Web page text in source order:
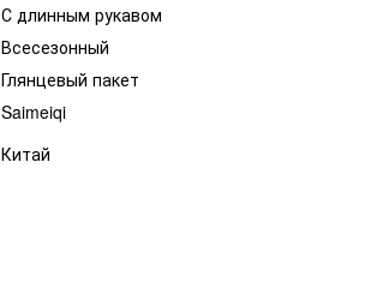
С длинным рукавом
Всесезонный
Глянцевый пакет
Saimeiqi
Китай